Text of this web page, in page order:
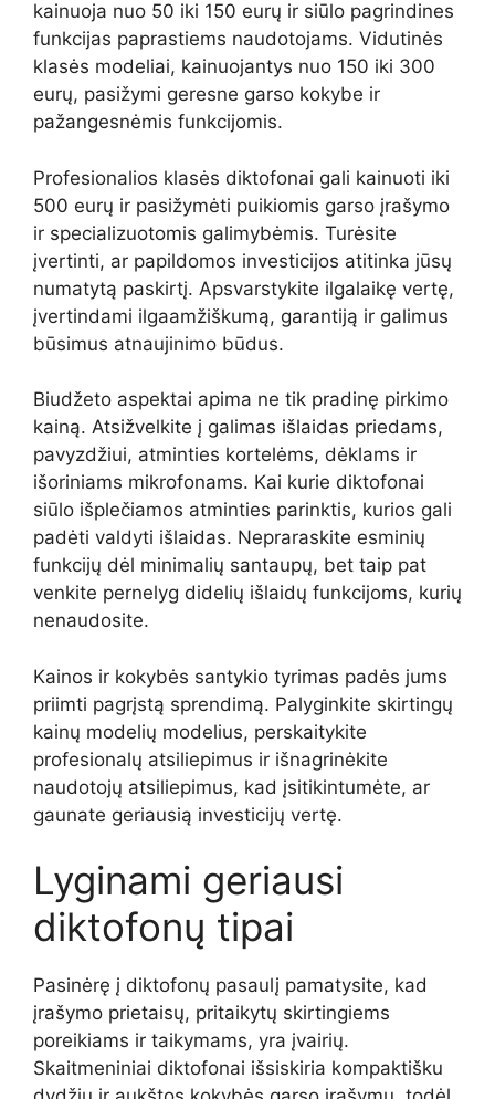
kainuoja nuo 50 iki 150 eurų ir siūlo pagrindines
funkcijas paprastiems naudotojams. Vidutinės
klasės modeliai, kainuojantys nuo 150 iki 300
eurų, pasižymi geresne garso kokybe ir
pažangesnėmis funkcijomis.
Profesionalios klasės diktofonai gali kainuoti iki
500 eurų ir pasižymėti puikiomis garso įrašymo
ir specializuotomis galimybėmis. Turėsite
įvertinti, ar papildomos investicijos atitinka jūsų
numatytą paskirtį. Apsvarstykite ilgalaikę vertę,
įvertindami ilgaamžiškumą, garantiją ir galimus
būsimus atnaujinimo būdus.
Biudžeto aspektai apima ne tik pradinę pirkimo
kainą. Atsižvelkite į galimas išlaidas priedams,
pavyzdžiui, atminties kortelėms, dėklams ir
išoriniams mikrofonams. Kai kurie diktofonai
siūlo išplečiamos atminties parinktis, kurios gali
padėti valdyti išlaidas. Nepraraskite esminių
funkcijų dėl minimalių santaupų, bet taip pat
venkite pernelyg didelių išlaidų funkcijoms, kurių
nenaudosite.
Kainos ir kokybės santykio tyrimas padės jums
priimti pagrįstą sprendimą. Palyginkite skirtingų
kainų modelių modelius, perskaitykite
profesionalų atsiliepimus ir išnagrinėkite
naudotojų atsiliepimus, kad įsitikintumėte, ar
gaunate geriausią investicijų vertę.
Lyginami geriausi
diktofonų tipai
Pasinėrę į diktofonų pasaulį pamatysite, kad
įrašymo prietaisų, pritaikytų skirtingiems
poreikiams ir taikymams, yra įvairių.
Skaitmeniniai diktofonai išsiskiria kompaktišku